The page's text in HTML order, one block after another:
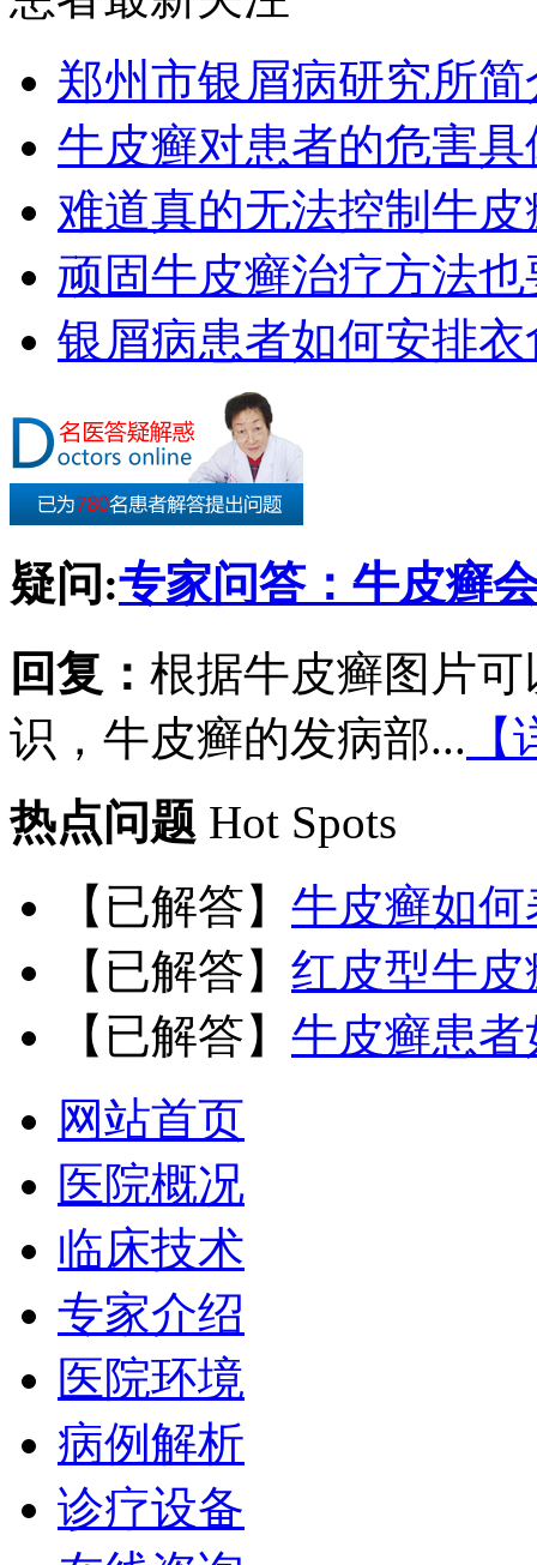
郑州市银屑病研究所简
牛皮癣对患者的危害
难道真的无法控制牛
顽固牛皮癣治疗方法也
银屑病患者如何安排
疑问:专家问答：牛皮癣
回复： 根据牛皮癣图片
识，牛皮癣的发病部...
热点问题 Hot Spots
【已解答】 牛皮癣如
【已解答】 红皮型牛
【已解答】 牛皮癣患
网站首页
医院概况
临床技术
专家介绍
医院环境
病例解析
诊疗设备